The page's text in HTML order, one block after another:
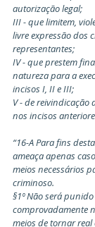
autorização legal;
III - que limitem,
livre expressão dos
representantes;
IV - que prestem
natureza para a
incisos I, II e III;
V - de reivindicação
nos incisos
“16-A Para fins
ameaça apenas
meios necessários
criminoso.
§1º Não será
comprovadamente
meios de tornar real